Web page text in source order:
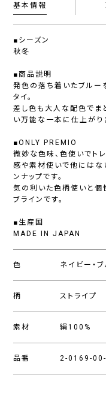
基本情報
■シーズン
秋冬
■商品説明
発色の落ち着いたブルー
タイ。
差し色も大人な配色でま
い万能な一本に仕上がり
■ONLY PREMIO
微妙な色味、色使いでト
感や素材使いで他にはな
ンナップです。
気の利いた色柄使いと個
ブラインです。
■生産国
MADE IN JAPAN
色 ネイビー・
柄 ストライプ
素材 絹100%
品番 2-0169-00-